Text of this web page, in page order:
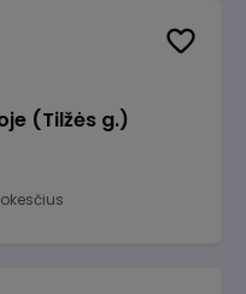
(Tilžės g.)